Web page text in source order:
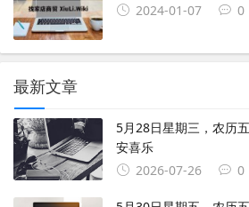
2024-01-07
0
最新文章
5月28日星期三，农历
安喜乐
2026-07-26
0